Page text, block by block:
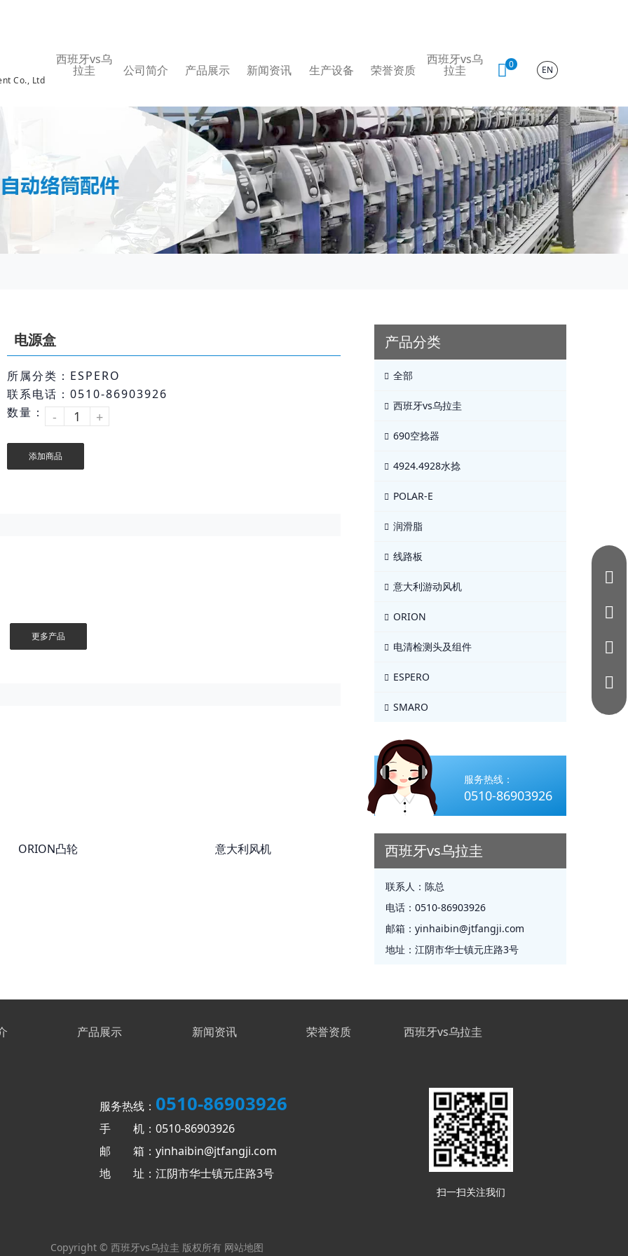
Co., Ltd
西班牙vs乌
拉圭 公司简介 产品展示 新闻资讯 生产设备 荣誉资质
西班牙vs乌
拉圭 0 EN
电源盒
所属分类：ESPERO
联系电话：0510-86903926
数量：
- +
添加商品
更多产品
ORION凸轮 意大利风机
产品分类
全部
西班牙vs乌拉圭
690空捻器
4924.4928水捻
POLAR-E
润滑脂
线路板
意大利游动风机
ORION
电清检测头及组件
ESPERO
SMARO
服务热线：
0510-86903926
西班牙vs乌拉圭
联系人： 陈总
电话： 0510-86903926
邮箱： yinhaibin@jtfangji.com
地址： 江阴市华士镇元庄路3号
产品展示 新闻资讯 荣誉资质 西班牙vs乌拉圭
服务热线： 0510-86903926
手 机：0510-86903926
邮 箱：yinhaibin@jtfangji.com
地 址：江阴市华士镇元庄路3号
扫一扫关注我们
Copyright © 西班牙vs乌拉圭 版权所有 网站地图